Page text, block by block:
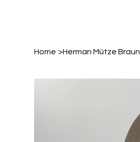
Home >Herman Mütze Braun